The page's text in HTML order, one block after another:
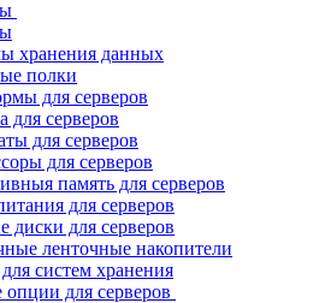
хранения данных
полки
для серверов
для серверов
для серверов
для серверов
память для серверов
для серверов
диски для серверов
ленточные накопители
систем хранения
для серверов